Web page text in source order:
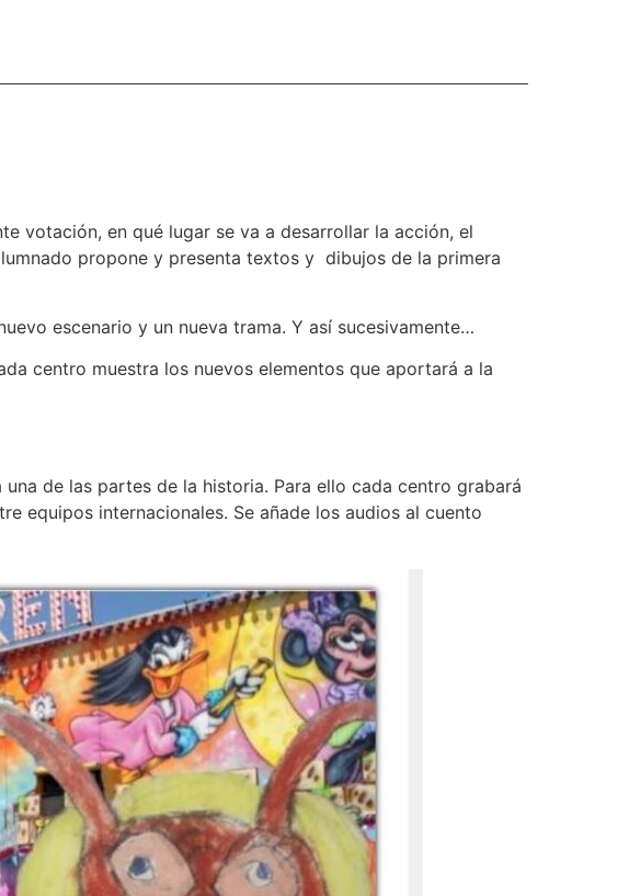
votación, en qué lugar se va a desarrollar la acción, el
propone y presenta textos y dibujos de la primera
escenario y un nueva trama. Y así sucesivamente…
centro muestra los nuevos elementos que aportará a la
de las partes de la historia. Para ello cada centro grabará
equipos internacionales. Se añade los audios al cuento